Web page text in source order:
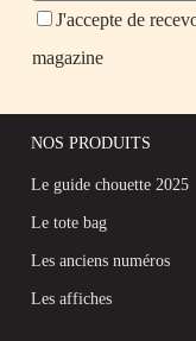
J'accepte de
magazine
NOS PRODUITS
Le guide chouette 2025
Le tote bag
Les anciens numéros
Les affiches